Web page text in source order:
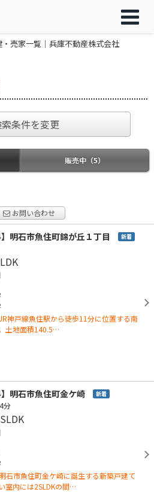
売家一覧｜兵庫不動産株式会社
条件を変更
販売中（5）
お問い合わせ
】明石市魚住町錦が丘１丁目 新着
神戸線魚住駅から徒歩11分に位置する南
土地面積140.5…
】明石市魚住町金ケ崎 新着
分
石市魚住町金ケ崎に誕生する新築戸建て
室内には2SLDKの間…